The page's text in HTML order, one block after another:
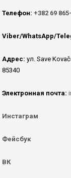
Телефон: +382 69
Viber/WhatsApp/
Адрес: ул. Save
85340
Электронная почта:
Инстаграм
Фейсбук
ВК